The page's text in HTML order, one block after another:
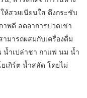
ห้สวยเนียนใส ตึงกระชับ
พดี ลดอาการปวดเข่า
มารถผสมกับเครื่องดื่ม
น้ำเปล่าชา กาแฟ นม น้ำ
เกิร์ต น้ำสลัด โดยไม่